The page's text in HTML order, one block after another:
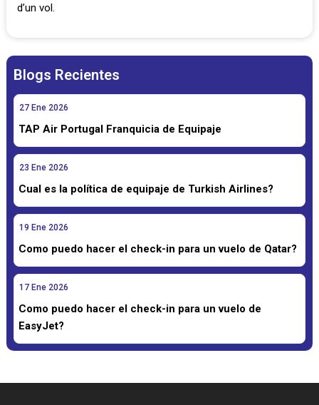
d’un vol.
Blogs Recientes
27 Ene 2026
TAP Air Portugal Franquicia de Equipaje
23 Ene 2026
Cual es la política de equipaje de Turkish Airlines?
19 Ene 2026
Como puedo hacer el check-in para un vuelo de Qatar?
17 Ene 2026
Como puedo hacer el check-in para un vuelo de
EasyJet?